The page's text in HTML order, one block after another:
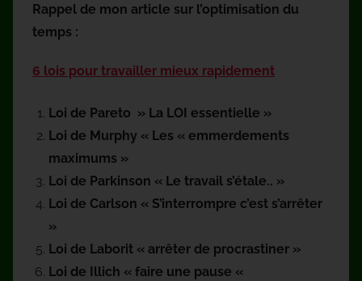
Rappel de mon article sur l’optimisation du
temps :
6 lois pour travailler mieux rapidement
Loi de Pareto » La LOI essentielle »
Loi de Murphy « Les « emmerdements
maximums »
Loi de Parkinson « Le travail s’étale.. »
Loi de Carlson « S’interrompre c’est s’arrêter
»
Loi de Laborit « arrêter de procrastiner »
Loi de Illich « faire une pause «